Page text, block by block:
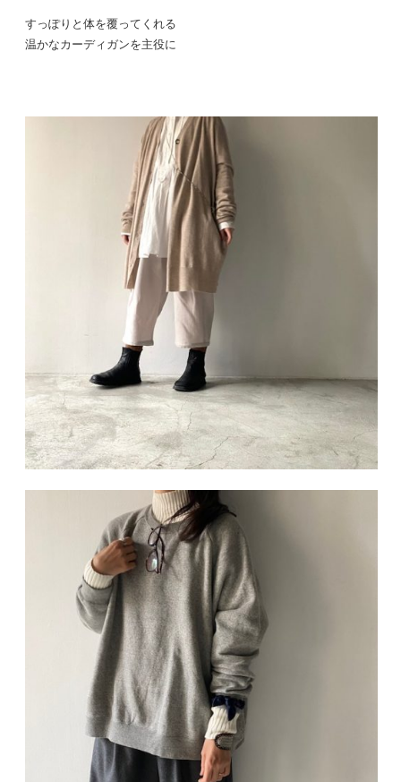
すっぽりと体を覆ってくれる
温かなカーディガンを主役に